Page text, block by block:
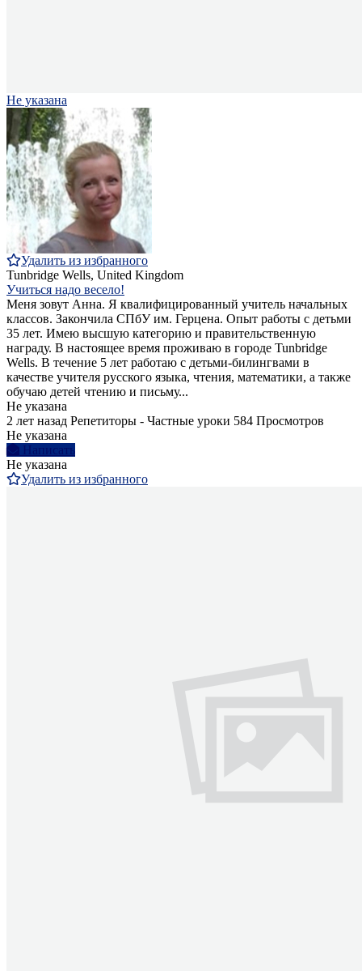
Не указана
Удалить из избранного
Tunbridge Wells, United Kingdom
Учиться надо весело!
Меня зовут Анна. Я квалифицированный учитель начальных
классов. Закончила СПбУ им. Герцена. Опыт работы c детьми
35 лет. Имею высшую категорию и правительственную
награду. В настоящее время проживаю в городе Tunbridge
Wells. В течение 5 лет работаю с детьми-билингвами в
качестве учителя русского языка, чтения, математики, а также
обучаю детей чтению и письму...
Не указана
2 лет назад Репетиторы - Частные уроки 584 Просмотров
Не указана
Написать
Не указана
Удалить из избранного